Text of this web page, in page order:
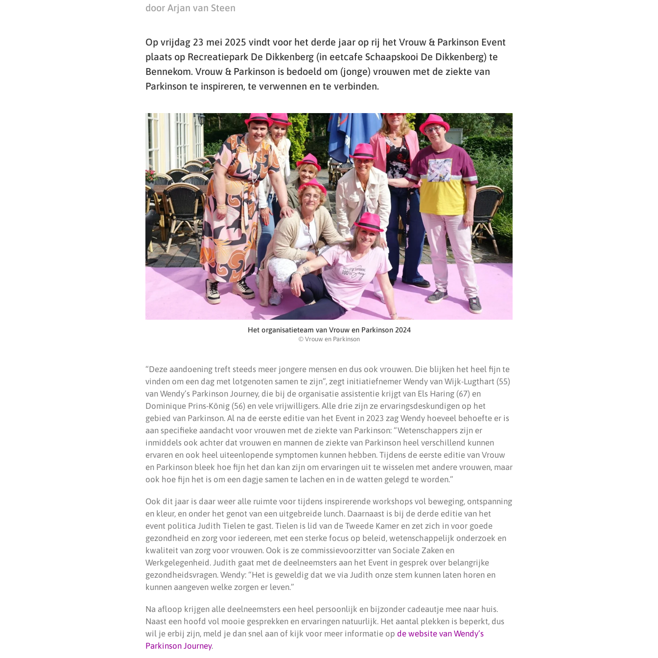
door Arjan van Steen
Op vrijdag 23 mei 2025 vindt voor het derde jaar op rij het Vrouw & Parkinson Event
plaats op Recreatiepark De Dikkenberg (in eetcafe Schaapskooi De Dikkenberg) te
Bennekom. Vrouw & Parkinson is bedoeld om (jonge) vrouwen met de ziekte van
Parkinson te inspireren, te verwennen en te verbinden.
Het organisatieteam van Vrouw en Parkinson 2024
© Vrouw en Parkinson
“Deze aandoening treft steeds meer jongere mensen en dus ook vrouwen. Die blijken het heel fijn te
vinden om een dag met lotgenoten samen te zijn”, zegt initiatiefnemer Wendy van Wijk-Lugthart (55)
van Wendy’s Parkinson Journey, die bij de organisatie assistentie krijgt van Els Haring (67) en
Dominique Prins-König (56) en vele vrijwilligers. Alle drie zijn ze ervaringsdeskundigen op het
gebied van Parkinson. Al na de eerste editie van het Event in 2023 zag Wendy hoeveel behoefte er is
aan specifieke aandacht voor vrouwen met de ziekte van Parkinson: “Wetenschappers zijn er
inmiddels ook achter dat vrouwen en mannen de ziekte van Parkinson heel verschillend kunnen
ervaren en ook heel uiteenlopende symptomen kunnen hebben. Tijdens de eerste editie van Vrouw
en Parkinson bleek hoe fijn het dan kan zijn om ervaringen uit te wisselen met andere vrouwen, maar
ook hoe fijn het is om een dagje samen te lachen en in de watten gelegd te worden.”
Ook dit jaar is daar weer alle ruimte voor tijdens inspirerende workshops vol beweging, ontspanning
en kleur, en onder het genot van een uitgebreide lunch. Daarnaast is bij de derde editie van het
event politica Judith Tielen te gast. Tielen is lid van de Tweede Kamer en zet zich in voor goede
gezondheid en zorg voor iedereen, met een sterke focus op beleid, wetenschappelijk onderzoek en
kwaliteit van zorg voor vrouwen. Ook is ze commissievoorzitter van Sociale Zaken en
Werkgelegenheid. Judith gaat met de deelneemsters aan het Event in gesprek over belangrijke
gezondheidsvragen. Wendy: “Het is geweldig dat we via Judith onze stem kunnen laten horen en
kunnen aangeven welke zorgen er leven.”
Na afloop krijgen alle deelneemsters een heel persoonlijk en bijzonder cadeautje mee naar huis.
Naast een hoofd vol mooie gesprekken en ervaringen natuurlijk. Het aantal plekken is beperkt, dus
wil je erbij zijn, meld je dan snel aan of kijk voor meer informatie op de website van Wendy’s
Parkinson Journey.